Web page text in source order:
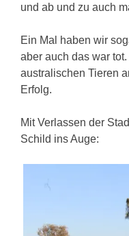
und ab und zu auch
Ein Mal haben wir
aber auch das war
australischen Tieren
Erfolg.
Mit Verlassen der
Schild ins Auge: